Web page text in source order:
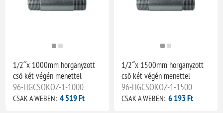
1/2˝x 1000mm horganyzott
cső két végén menettel
96-HGCSOKOZ-1-1000
CSAK A WEBEN: 4 519 Ft
1/2˝x 1500mm horganyzott
cső két végén menettel
96-HGCSOKOZ-1-1500
CSAK A WEBEN: 6 193 Ft